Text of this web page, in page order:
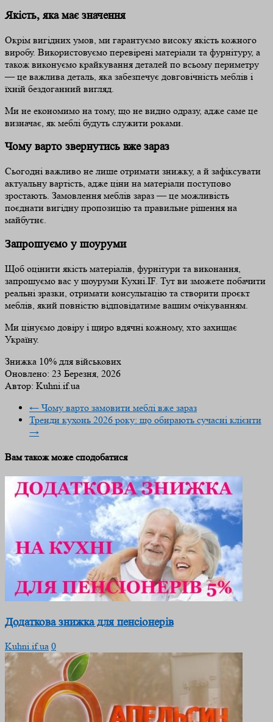
Якість, яка має значення
Окрім вигідних умов, ми гарантуємо високу якість кожного
виробу. Використовуємо перевірені матеріали та фурнітуру, а
також виконуємо крайкування деталей по всьому периметру
— це важлива деталь, яка забезпечує довговічність меблів і
їхній бездоганний вигляд.
Ми не економимо на тому, що не видно одразу, адже саме це
визначає, як меблі будуть служити роками.
Чому варто звернутись вже зараз
Сьогодні важливо не лише отримати знижку, а й зафіксувати
актуальну вартість, адже ціни на матеріали поступово
зростають. Замовлення меблів зараз — це можливість
поєднати вигідну пропозицію та правильне рішення на
майбутнє.
Запрошуємо у шоуруми
Щоб оцінити якість матеріалів, фурнітури та виконання,
запрошуємо вас у шоуруми Кухні.IF. Тут ви зможете побачити
реальні зразки, отримати консультацію та створити проєкт
меблів, який повністю відповідатиме вашим очікуванням.
Ми цінуємо довіру і щиро вдячні кожному, хто захищає
Україну.
Знижка 10% для військових
Оновлено: 23 Березня, 2026
Автор: Kuhni.if.ua
← Чому варто замовити меблі вже зараз
Тренди кухонь 2026 року: що обирають сучасні клієнти
→
Вам також може сподобатися
Додаткова знижка для пенсіонерів
Kuhni.if.ua 0